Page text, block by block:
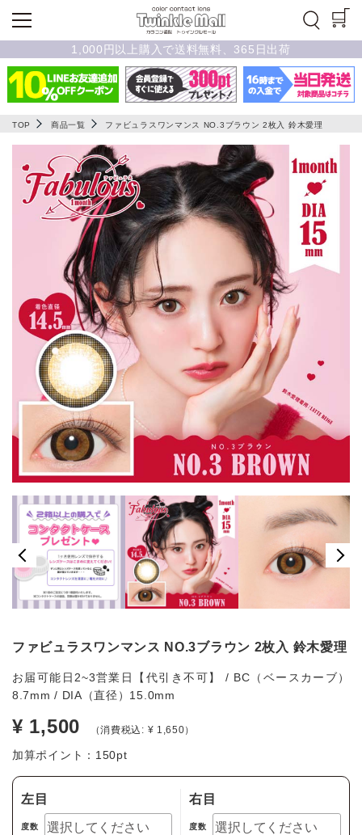
1,000円以上購入で送料無料、365日出荷
TOP 商品一覧 ファビュラスワンマンス NO.3ブラウン 2枚入 鈴木愛理
ファビュラスワンマンス NO.3ブラウン 2枚入 鈴木愛理
お届可能日2~3営業日【代引き不可】 / BC（ベースカーブ）
8.7mm / DIA（直径）15.0mm
¥ 1,500 （消費税込: ¥ 1,650）
加算ポイント： 150pt
左目
度数
右目
度数